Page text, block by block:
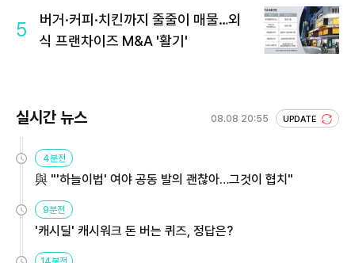
5
버거·커피·치킨까지 줄줄이 매물…외
식 프랜차이즈 M&A '활기'
실시간 뉴스 08.08 20:55 UPDATE
4분전
與 "'하늘이법' 여야 공동 발의 괜찮아…그것이 협치"
9분전
'캐시딜' 캐시워크 돈 버는 퀴즈, 정답은?